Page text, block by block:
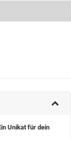
Unikat für dein